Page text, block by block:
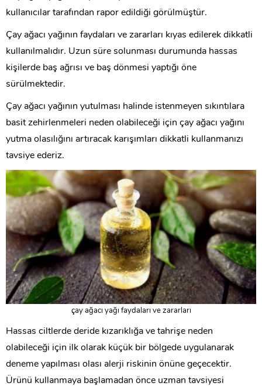
kullanıcılar tarafından rapor edildiği görülmüştür.
Çay ağacı yağının faydaları ve zararları kıyas edilerek dikkatli
kullanılmalıdır. Uzun süre solunması durumunda hassas
kişilerde baş ağrısı ve baş dönmesi yaptığı öne
sürülmektedir.
Çay ağacı yağının yutulması halinde istenmeyen sıkıntılara
basit zehirlenmeleri neden olabileceği için çay ağacı yağını
yutma olasılığını artıracak karışımları dikkatli kullanmanızı
tavsiye ederiz.
çay ağacı yağı faydaları ve zararları
Hassas ciltlerde deride kızarıklığa ve tahrişe neden
olabileceği için ilk olarak küçük bir bölgede uygulanarak
deneme yapılması olası alerji riskinin önüne geçecektir.
Ürünü kullanmaya başlamadan önce uzman tavsiyesi